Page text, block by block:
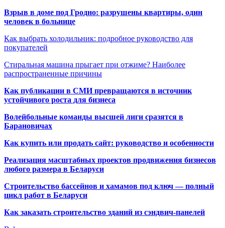
Взрыв в доме под Гродно: разрушены квартиры, один
человек в больнице
Как выбрать холодильник: подробное руководство для
покупателей
Стиральная машина прыгает при отжиме? Наиболее
распространенные причины
Как публикации в СМИ превращаются в источник
устойчивого роста для бизнеса
Волейбольные команды высшей лиги сразятся в
Барановичах
Как купить или продать сайт: руководство и особенности
Реализация масштабных проектов продвижения бизнесов
любого размера в Беларуси
Строительство бассейнов и хамамов под ключ — полный
цикл работ в Беларуси
Как заказать строительство зданий из сэндвич-панелей